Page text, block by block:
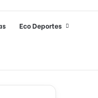
Eco Deportes